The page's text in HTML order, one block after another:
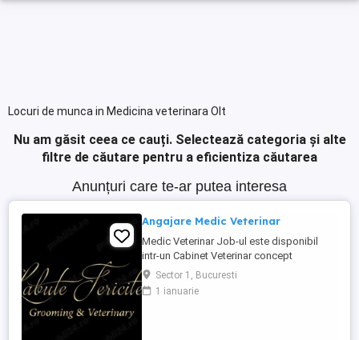
Locuri de munca in Medicina veterinara Olt
Nu am găsit ceea ce cauți. Selectează categoria și alte
filtre de căutare pentru a eficientiza căutarea
Anunțuri care te-ar putea interesa
Angajare Medic Veterinar
Medic Veterinar Job-ul este disponibil
intr-un Cabinet Veterinar concept
Boutique, situat in zona de Nord a
Bucurestiului, avand clientii proprii. Daca
esti un medic veterinar pasionat de ceea
Sector 1, Bucuresti
1 ianuarie